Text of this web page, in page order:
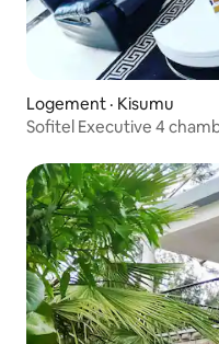
Logement · Kisumu
Sofitel Executive 4